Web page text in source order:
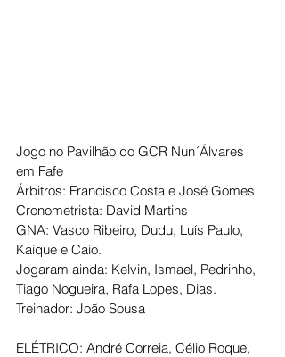
Jogo no Pavilhão do GCR Nun´Álvares
em Fafe
Árbitros: Francisco Costa e José Gomes
Cronometrista: David Martins
GNA: Vasco Ribeiro, Dudu, Luís Paulo,
Kaique e Caio.
Jogaram ainda: Kelvin, Ismael, Pedrinho,
Tiago Nogueira, Rafa Lopes, Dias.
Treinador: João Sousa
ELÉTRICO: André Correia, Célio Roque,